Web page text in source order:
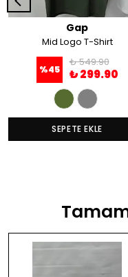
Gap
Mid Logo T-Shirt
%45
₺ 549.90
₺ 299.90
SEPETE EKLE